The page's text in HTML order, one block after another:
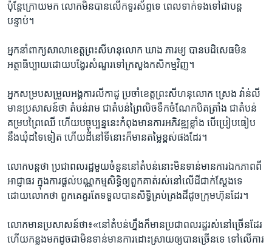
ប៉ុន្តែ​ក្រោយ​មក​ លោក​មិន​បាន​លើក​ទូរស័ព្ទ​ទេ​ ពេល​ទាក់ទង​ទៅ​ជា​បន្ត​
បន្ទាប់។
អ្នក​នាំ​ពាក្យ​សាលា​ខេត្ត​ព្រះ​សីហនុ​លោក ​ឃាង ភារម្យ​ បាន​បដិសេធ​មិន​
អត្ថាធិប្បាយ​ដោយ​បង្វែរ​សំណួរ​ទៅ​ក្រសួង​កសិកម្ម​វិញ។​
អ្នក​សម្រប​សម្រួល​អង្គការ​លីកាដូ​ ប្រចាំ​ខេត្ត​ព្រះ​សីហនុ​លោក ​ស្រេង វ៉ាន់លី​
មាន​ប្រសាសន៍​ថា ​តំបន់​រាម ជា​តំបន់​ព្រៃ​លិច​ទឹក​ចំណែក​បិតត្រាំង​ ជា​តំបន់​
គម្រប​ព្រៃ​ឈើ​ ហើយ​បច្ចុប្បន្ន​នេះ​កំពុង​មាន​ការ​អភិវឌ្ឍ​ខ្លាំង ​បើ​ប្រៀប​ធៀប​
នឹង​ឃុំ​ដទៃ​ទៀត ​ហើយ​ដី​នៅ​ទី​នោះ​ក៏​មាន​តម្លៃ​ខ្ពស់​ផង​ដែរ។​
លោក​បន្ត​ថា​ ប្រជា​ពលរដ្ឋ​មួយ​ចំនួន​នៅ​តំបន់​នោះ​មិន​ទាន់​មាន​ការ​ឯកភាព​ពី​
អាជ្ញាធរ​ ក្នុង​ការ​ផ្តល់​បណ្ណ​កម្ម​សិទ្ធិ​ឲ្យ​ពួក​គាត់​រស់​នៅ​លើ​ដី​ជាក់​ស្តែង​ទេ
ដោយ​លោក​ថា ​ពួក​គេ​គួរ​តែ​ទទួល​បាន​សិទ្ធិ​គ្រប់គ្រង​ដី​ដូច​ក្រុមហ៊ុន​ដែរ។​
លោក​មាន​ប្រសាសន៍​ថា៖​«នៅ​តំបន់​ហ្នឹង​ក៏​មាន​ប្រជា​ពលរដ្ឋ​រស់​នៅ​ច្រើន​ដែរ​
ហើយ​កន្លង​មក​ដូច​ជា​មិន​ទាន់​មាន​ការ​ដោះ​ស្រាយ​ឲ្យ​បាន​ច្រើន​ទេ ​ទៅ​លើ​ការ​